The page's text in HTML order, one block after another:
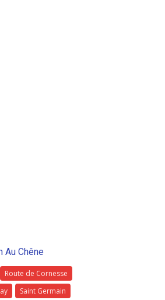
Au Chêne
Route de Cornesse
Saint Germain